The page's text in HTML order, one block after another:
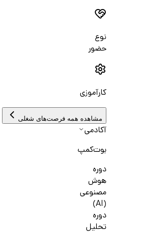
نوع
حضور
کارآموزی
مشاهده همه فرصت‌های شغلی
آکادمی
بوت‌کمپ
دوره
هوش
مصنوعی
(AI)
دوره
تحلیل